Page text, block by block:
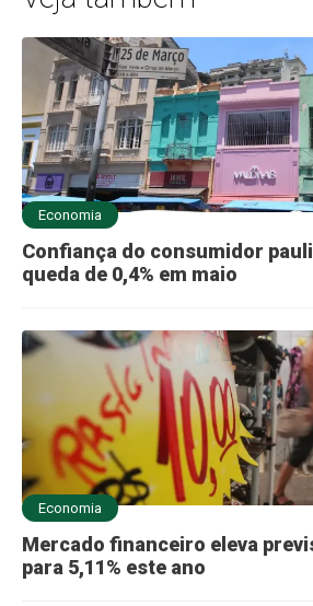
Economia
Confiança do consumidor
queda de 0,4% em maio
Economia
Mercado financeiro eleva
para 5,11% este ano